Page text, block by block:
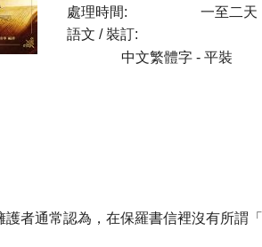
處理時間:
一至二天
語文 / 裝訂:
中文繁體字 - 平裝
護者通常認為，在保羅書信裡沒有所謂